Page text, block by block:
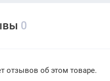
0
отзывов об этом товаре.